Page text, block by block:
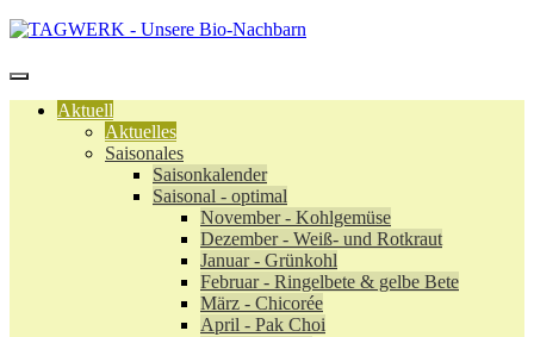
Aktuell
Aktuelles
Saisonales
Saisonkalender
Saisonal - optimal
November - Kohlgemüse
Dezember - Weiß- und Rotkraut
Januar - Grünkohl
Februar - Ringelbete & gelbe Bete
März - Chicorée
April - Pak Choi